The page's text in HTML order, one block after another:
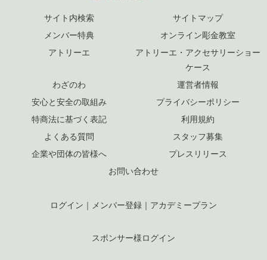
サイト内検索
サイトマップ
メンバー特典
オンライン彫金教室
アトリーエ
アトリーエ・アクセサリーショー
ケース
わざのわ
運営者情報
安心と安全の取組み
プライバシーポリシー
特商法に基づく表記
利用規約
よくある質問
スタッフ募集
企業や団体の皆様へ
プレスリリース
お問い合わせ
ログイン ｜ メンバー登録 ｜ アカデミープラン
スポンサー様ログイン